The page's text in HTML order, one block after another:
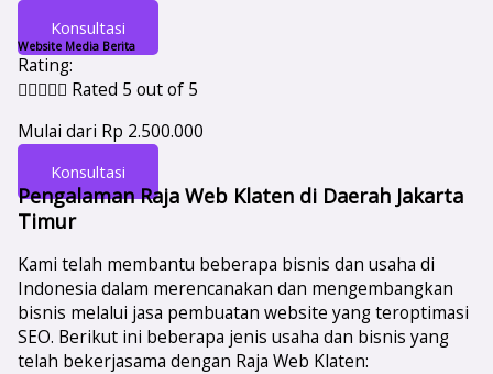
Konsultasi
Website Media Berita
Rating:
 Rated 5 out of 5
Mulai dari Rp 2.500.000
Konsultasi
Pengalaman Raja Web Klaten di Daerah Jakarta
Timur
Kami telah membantu beberapa bisnis dan usaha di
Indonesia dalam merencanakan dan mengembangkan
bisnis melalui jasa pembuatan website yang teroptimasi
SEO. Berikut ini beberapa jenis usaha dan bisnis yang
telah bekerjasama dengan Raja Web Klaten: